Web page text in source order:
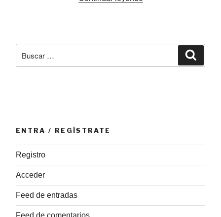
al
español»
por:
ENTRA / REGÍSTRATE
Registro
Acceder
Feed de entradas
Feed de comentarios